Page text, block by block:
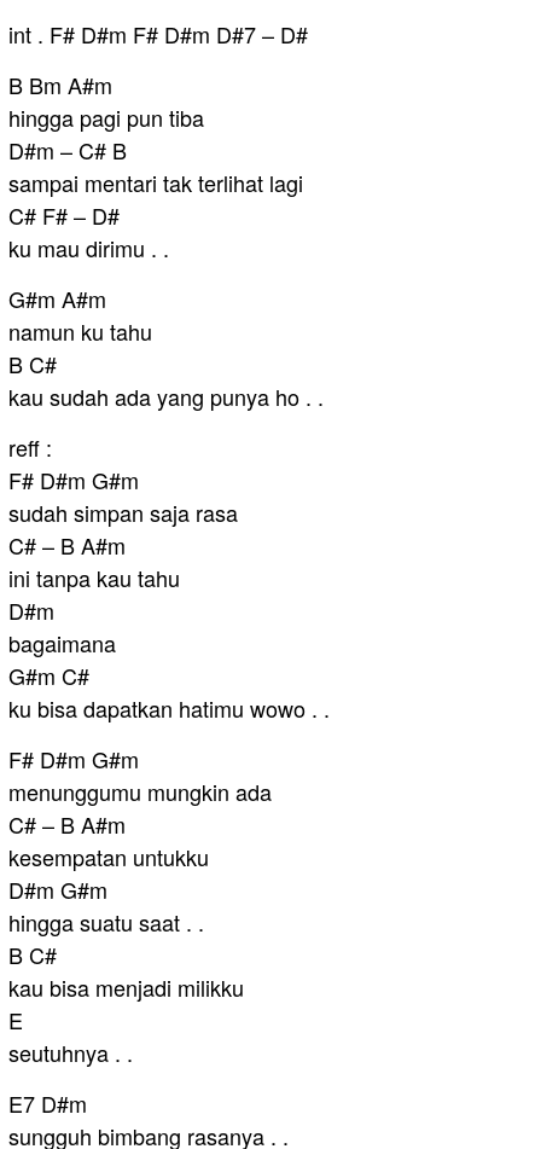
int . F# D#m F# D#m D#7 – D#
B Bm A#m
hingga pagi pun tiba
D#m – C# B
sampai mentari tak terlihat lagi
C# F# – D#
ku mau dirimu . .
G#m A#m
namun ku tahu
B C#
kau sudah ada yang punya ho . .
reff :
F# D#m G#m
sudah simpan saja rasa
C# – B A#m
ini tanpa kau tahu
D#m
bagaimana
G#m C#
ku bisa dapatkan hatimu wowo . .
F# D#m G#m
menunggumu mungkin ada
C# – B A#m
kesempatan untukku
D#m G#m
hingga suatu saat . .
B C#
kau bisa menjadi milikku
E
seutuhnya . .
E7 D#m
sungguh bimbang rasanya . .